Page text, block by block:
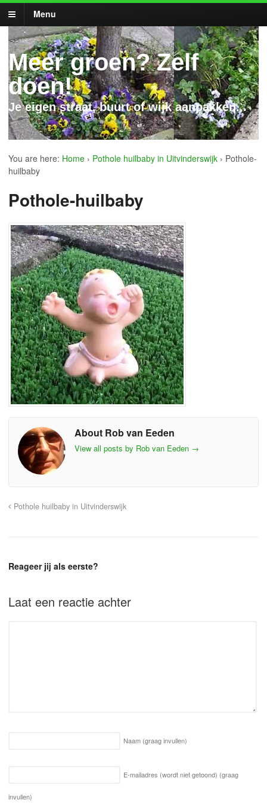
Menu
Meer groen? Zelf
doen!
Je eigen straat, buurt of wijk aanpakken...
You are here: Home › Pothole huilbaby in Uitvinderswijk › Pothole-
huilbaby
Pothole-huilbaby
About Rob van Eeden
View all posts by Rob van Eeden →
Pothole huilbaby in Uitvinderswijk
Reageer jij als eerste?
Laat een reactie achter
Naam (graag invullen)
E-mailadres (wordt niet getoond) (graag
invullen)